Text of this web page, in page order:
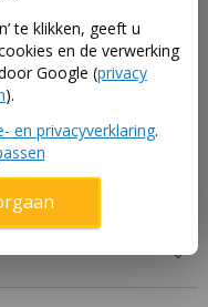
en alles wat je
spelen. Of je nu
voetbaldoel
vandaag nog
tuin.
te klikken, geeft u
en de verwerking
Google (privacy
).
en privacyverklaring.